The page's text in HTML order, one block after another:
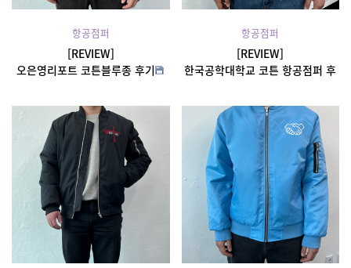
항공점퍼
[REVIEW]
오은영리포트 코튼블루종 후기
항공점퍼
[REVIEW]
한국공학대학교 코튼 항공점퍼 후